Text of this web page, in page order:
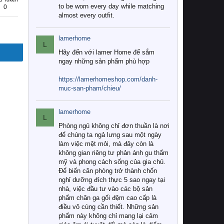
0
to be worn every day while matching
almost every outfit.
L
lamerhome
Hãy đến với lamer Home để sắm
ngay những sản phẩm phù hợp
https://lamerhomeshop.com/danh-
muc-san-pham/chieu/
L
lamerhome
Phòng ngủ không chỉ đơn thuần là nơi
để chúng ta ngả lưng sau một ngày
làm việc mệt mỏi, mà đây còn là
không gian riêng tư phản ánh gu thẩm
mỹ và phong cách sống của gia chủ.
Để biến căn phòng trở thành chốn
nghỉ dưỡng đích thực 5 sao ngay tại
nhà, việc đầu tư vào các bộ sản
phẩm chăn ga gối đệm cao cấp là
điều vô cùng cần thiết. Những sản
phẩm này không chỉ mang lại cảm